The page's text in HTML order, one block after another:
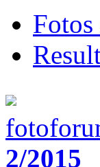
Fotos
2/2015